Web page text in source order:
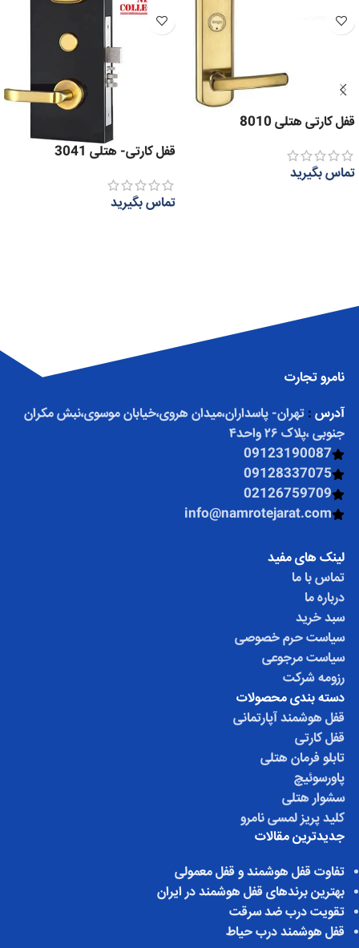
قفل کارتی هتلی 8010
تماس بگیرید
قفل کارتی- هتلی 3041
تماس بگیرید
نامرو تجارت
آدرس : تهران- پاسداران،میدان هروی،خیابان موسوی،نبش مکران
جنوبی ،پلاک ۲۶ واحد۴
09123190087
09128337075
02126759709
info@namrotejarat.com
لینک های مفید
تماس با ما
درباره ما
سبد خرید
سیاست حرم خصوصی
سیاست مرجوعی
رزومه شرکت
دسته بندی محصولات
قفل هوشمند آپارتمانی
قفل کارتی
تابلو فرمان هتلی
پاورسوئیچ
سشوار هتلی
کلید پریز لمسی نامرو
جدیدترین مقالات
تفاوت قفل هوشمند و قفل معمولی
بهترین برندهای قفل هوشمند در ایران
تقویت درب ضد سرقت
قفل هوشمند درب حیاط